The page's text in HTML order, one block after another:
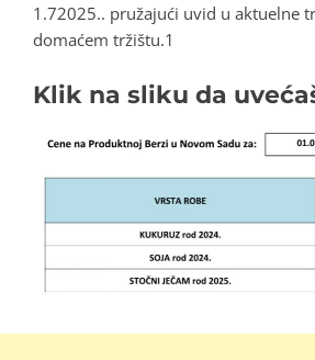
1.72025.. pružajući uvid u aktuelne
domaćem tržištu.1
Klik na sliku da